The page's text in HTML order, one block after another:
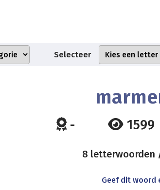
Selecteer
- 1599
8 letterwoorden
Geef dit woord